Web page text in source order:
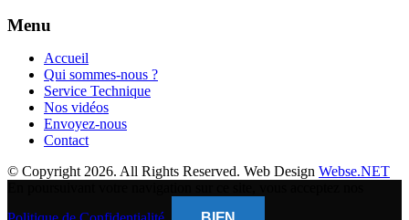
Menu
Accueil
Qui sommes-nous ?
Service Technique
Nos vidéos
Envoyez-nous
Contact
© Copyright 2026. All Rights Reserved. Web Design Webse.NET